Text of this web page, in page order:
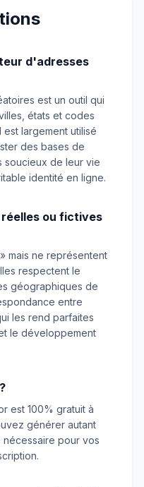
d'adresses
est un outil qui
états et codes
est largement utilisé
des bases de
soucieux de leur vie
identité en ligne.
ou fictives
mais ne représentent
respectent le
géographiques de
entre
les rend parfaites
le développement
est 100% gratuit à
générer autant
pour vos